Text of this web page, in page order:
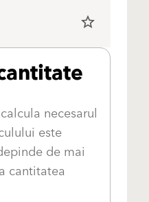
star_border
necesarul
este
de mai
cantitatea